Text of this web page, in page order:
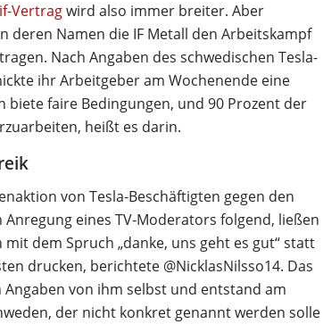
Vertragwird also immer breiter. Aber
deren Namen die IF Metall den Arbeitskampf
Nach Angaben des schwedischen Tesla-
ihr Arbeitgeber am Wochenende eine
biete faire Bedingungen, und 90 Prozent der
heißt es darin.
von Tesla-Beschäftigten gegen den
eines TV-Moderators folgend, ließen
dem Spruch „danke, uns geht es gut“ statt
drucken, berichtete @NicklasNilsso14. Das
von ihm selbst und entstand am
der nicht konkret genannt werden solle